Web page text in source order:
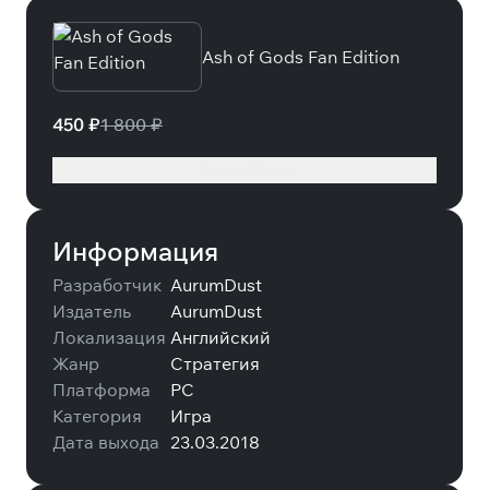
Ash of Gods Fan Edition
450 ₽1 800 ₽
Информация
Разработчик AurumDust
Издатель
AurumDust
Локализация Английский
Жанр
Стратегия
Платформа
PC
Категория
Игра
Дата выхода 23.03.2018